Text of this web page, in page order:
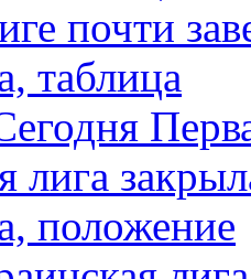
почти
таблица